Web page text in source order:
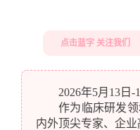
点击蓝字 关注我们
2026年5月13日
作为临床研发
内外顶尖专家、企